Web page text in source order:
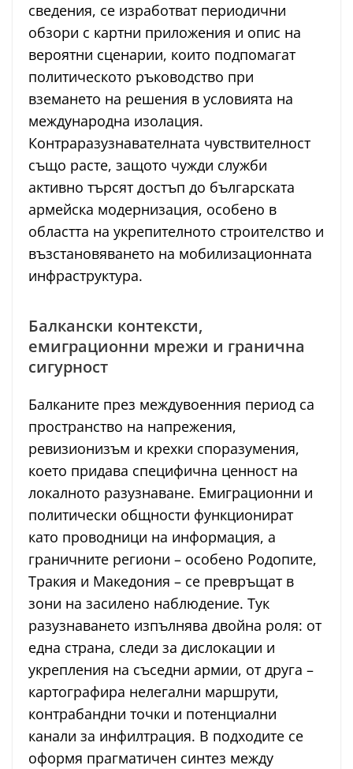
сведения, се изработват периодични
обзори с картни приложения и опис на
вероятни сценарии, които подпомагат
политическото ръководство при
вземането на решения в условията на
международна изолация.
Контраразузнавателната чувствителност
също расте, защото чужди служби
активно търсят достъп до българската
армейска модернизация, особено в
областта на укрепителното строителство и
възстановяването на мобилизационната
инфраструктура.
Балкански контексти,
емиграционни мрежи и гранична
сигурност
Балканите през междувоенния период са
пространство на напрежения,
ревизионизъм и крехки споразумения,
което придава специфична ценност на
локалното разузнаване. Емиграционни и
политически общности функционират
като проводници на информация, а
граничните региони – особено Родопите,
Тракия и Македония – се превръщат в
зони на засилено наблюдение. Тук
разузнаването изпълнява двойна роля: от
една страна, следи за дислокации и
укрепления на съседни армии, от друга –
картографира нелегални маршрути,
контрабандни точки и потенциални
канали за инфилтрация. В подходите се
оформя прагматичен синтез между